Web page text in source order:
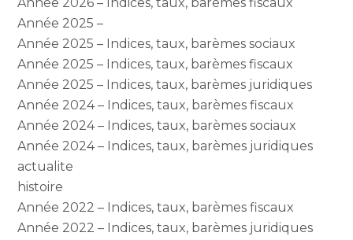
Année 2025 –
Année 2025 – Indices, taux, barèmes sociaux
Année 2025 – Indices, taux, barèmes fiscaux
Année 2025 – Indices, taux, barèmes juridiques
Année 2024 – Indices, taux, barèmes fiscaux
Année 2024 – Indices, taux, barèmes sociaux
Année 2024 – Indices, taux, barèmes juridiques
actualite
histoire
Année 2022 – Indices, taux, barèmes fiscaux
Année 2022 – Indices, taux, barèmes juridiques